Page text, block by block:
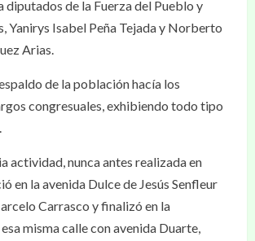
diputados de la Fuerza del Pueblo y
Yanirys Isabel Peña Tejada y Norberto
Arias.
de la población hacía los
congresuales, exhibiendo todo tipo
actividad, nunca antes realizada en
en la avenida Dulce de Jesús Senfleur
Carrasco y finalizó en la
misma calle con avenida Duarte,